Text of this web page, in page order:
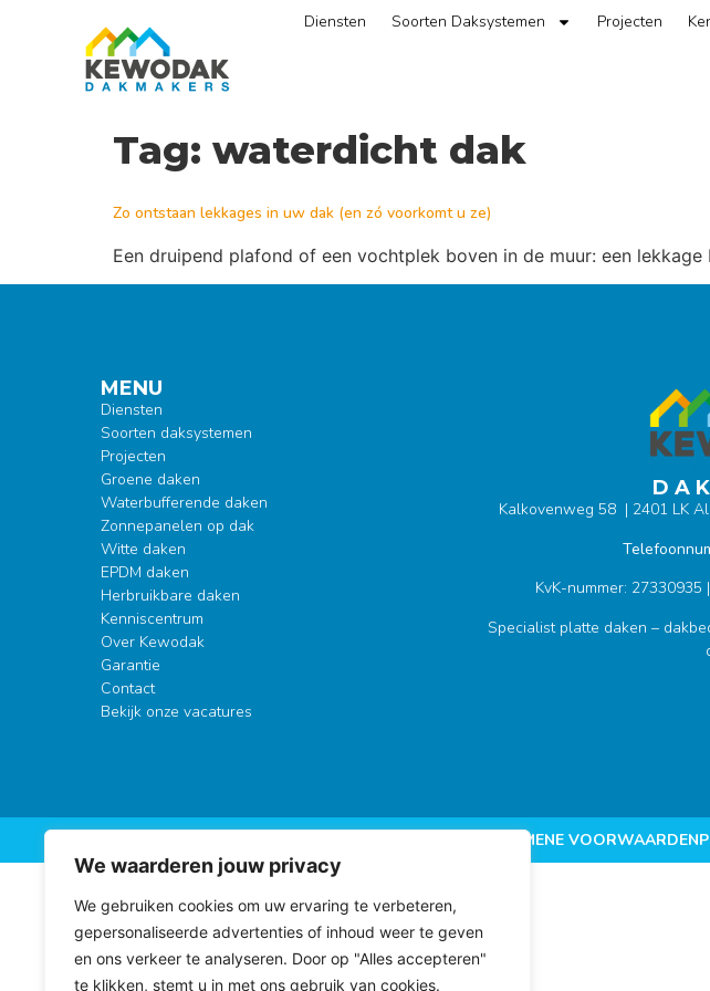
We waarderen jouw privacy
We gebruiken cookies om uw ervaring te verbeteren,
gepersonaliseerde advertenties of inhoud weer te geven
en ons verkeer te analyseren. Door op "Alles accepteren"
te klikken, stemt u in met ons gebruik van cookies.
Diensten Soorten Daksystemen Projecten
Tag: waterdicht dak
Zo ontstaan lekkages in uw dak (en zó voorkomt u ze)
Een druipend plafond of een vochtplek boven in de muur: een
MENU
Diensten
Soorten daksystemen
Projecten
Groene daken
Waterbufferende daken
Zonnepanelen op dak
Witte daken
EPDM daken
Herbruikbare daken
Kenniscentrum
Over Kewodak
Garantie
Contact
Bekijk onze vacatures
D A
Kalkovenweg 58 | 2401 LK
KvK-nummer:
Specialist platte daken –
ALGEMENE VOORWAARDEN